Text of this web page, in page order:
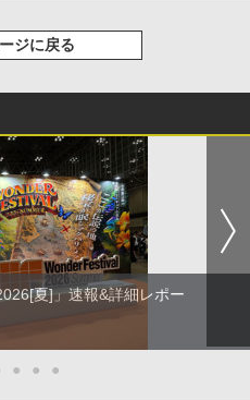
ジに戻る
夏]」速報&詳細レポー
● ● ●